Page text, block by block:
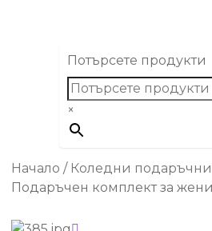
Потърсете продукти
×
Начало / Коледни
Подаръчен комплект за